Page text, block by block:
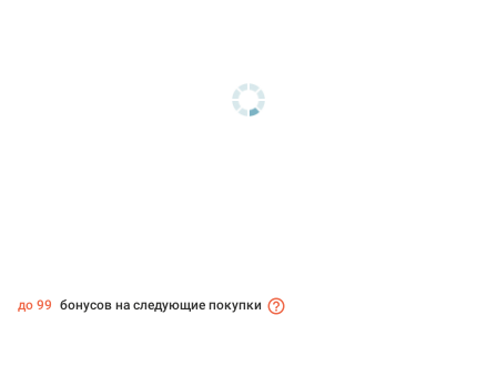
до 99 бонусов на следующие покупки